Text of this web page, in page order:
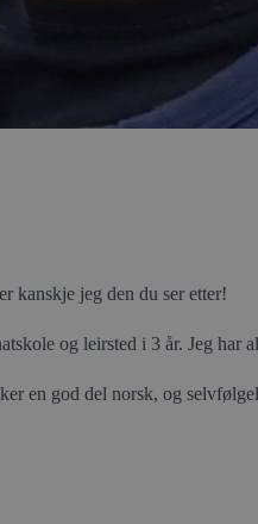
kanskje jeg den du ser etter!
og leirsted i 3 år. Jeg
en god del norsk, og